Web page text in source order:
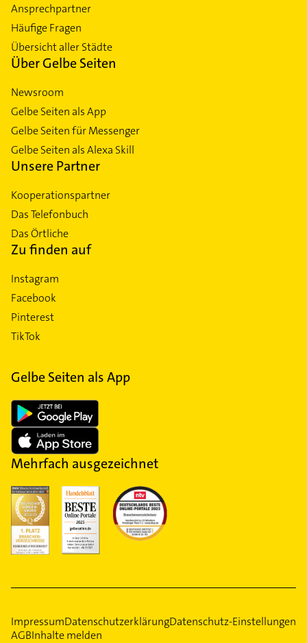
Ansprechpartner
Häufige Fragen
Übersicht aller Städte
Über Gelbe Seiten
Newsroom
Gelbe Seiten als App
Gelbe Seiten für Messenger
Gelbe Seiten als Alexa Skill
Unsere Partner
Kooperationspartner
Das Telefonbuch
Das Örtliche
Zu finden auf
Instagram
Facebook
Pinterest
TikTok
Gelbe Seiten als App
Mehrfach ausgezeichnet
ImpressumDatenschutzerklärungDatenschutz-Einstellungen
AGBInhalte melden